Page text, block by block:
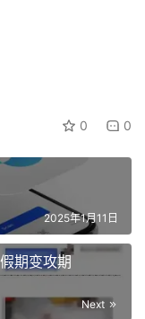
0 0
2025年1月11日
期变攻期
Next